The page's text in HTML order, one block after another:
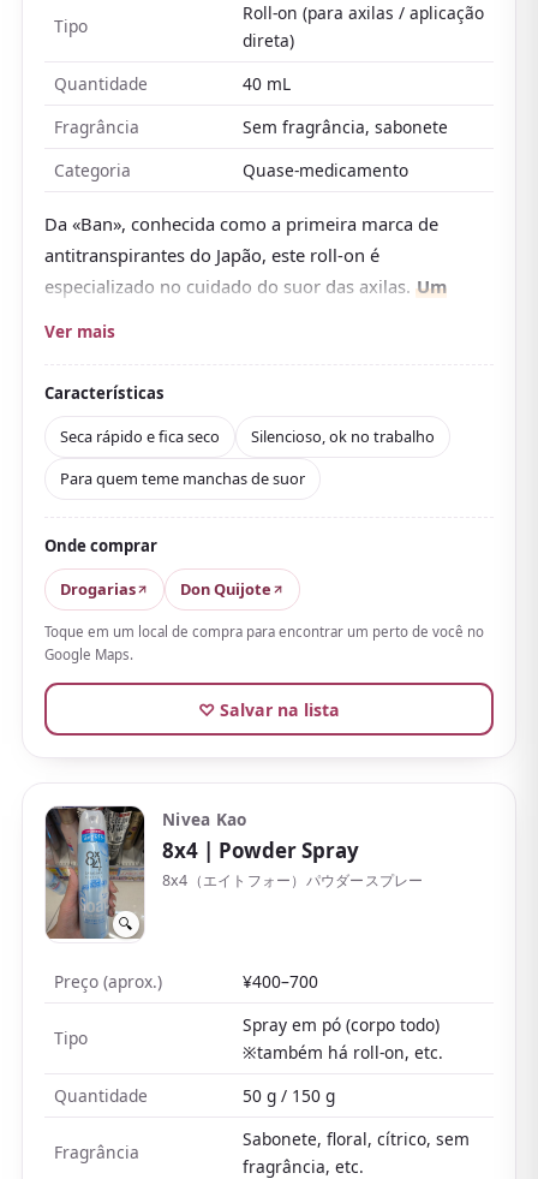
Tipo
Roll-on (para axilas / aplicação
direta)
Quantidade
40 mL
Fragrância
Sem fragrância, sabonete
Categoria
Quase-medicamento
Da «Ban», conhecida como a primeira marca de
antitranspirantes do Japão, este roll-on é
especializado no cuidado do suor das axilas. Um
de aparecer, o suor axilar por trás das manchas,
enquanto um agente antibacteriano também
combate o odor .
Resiste à umidade com uma fórmula à prova d'água,
mas ainda assim sai com sabonete. Nas avaliações,
notam que se aplica de forma uniforme, sem o
barulho do spray — cômodo também no trabalho
— e seca rápido para manter a sensação seca
além de alta satisfação contra manchas de suor.
Dito isso, a eficácia varia de pessoa para pessoa, e
alguns dizem que não dá conta do suor intenso do
fragrância combina bem com perfume; a fragrância
de sabonete é um pouco mais forte, mas dura pouco.
Algumas pessoas sentem uma leve repuxada ao secar,
então aplique em pele limpa e seca. Também existe
uma versão superior «Platinum Roll-on» com
aderência ainda maior.
Ver mais
Características
Seca rápido e fica seco
Silencioso, ok no trabalho
Para quem teme manchas de suor
Onde comprar
Drogarias
Don Quijote
Toque em um local de compra para encontrar um perto de você no
Google Maps.
♡ Salvar na lista
🔍
Nivea Kao
8x4 | Powder Spray
8x4（エイトフォー）パウダースプレー
Preço (aprox.) ¥400–700
Tipo
Spray em pó (corpo todo)
※também há roll-on, etc.
Quantidade
50 g / 150 g
Fragrância
Sabonete, floral, cítrico, sem
fragrância, etc.